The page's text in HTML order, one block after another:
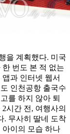
을 계획했다. 미국
번도 본 적 없는
과 인터넷 웹서
인천공항 출국수
를 하지 않아 퇴
시간 전, 여행사의
. 무사히 딸네 도착
이의 모습 하나